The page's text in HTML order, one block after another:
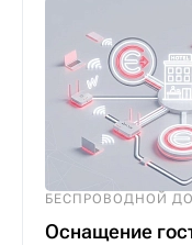
БЕСПРОВОДНОЙ
Оснащение